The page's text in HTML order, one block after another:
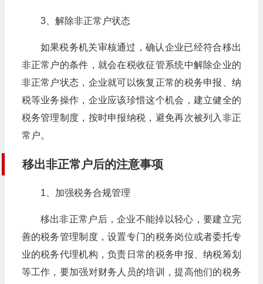
3、解除非正常户状态
如果税务机关审核通过，确认企业已经符合移出
非正常户的条件，就会在税收征管系统中解除企业的
非正常户状态，企业就可以恢复正常的税务申报、纳
税等业务操作，企业应该珍惜这个机会，建立健全的
税务管理制度，按时申报纳税，避免再次被列入非正
常户。
移出非正常户后的注意事项
1、加强税务合规管理
移出非正常户后，企业不能掉以轻心，要建立完
善的税务管理制度，设置专门的税务岗位或者委托专
业的税务代理机构，负责日常的税务申报、纳税筹划
等工作，要加强对财务人员的培训，提高他们的税务